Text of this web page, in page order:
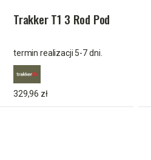
Trakker T1 3 Rod Pod
termin realizacji 5-7 dni.
329,96 zł